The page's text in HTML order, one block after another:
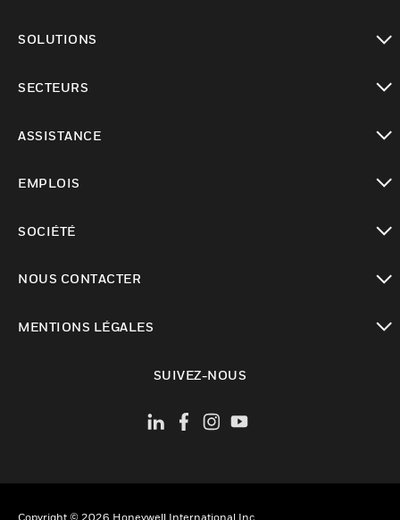
SOLUTIONS
SECTEURS
ASSISTANCE
EMPLOIS
SOCIÉTÉ
NOUS CONTACTER
MENTIONS LÉGALES
SUIVEZ-NOUS
Copyright © 2026 Honeywell International Inc.